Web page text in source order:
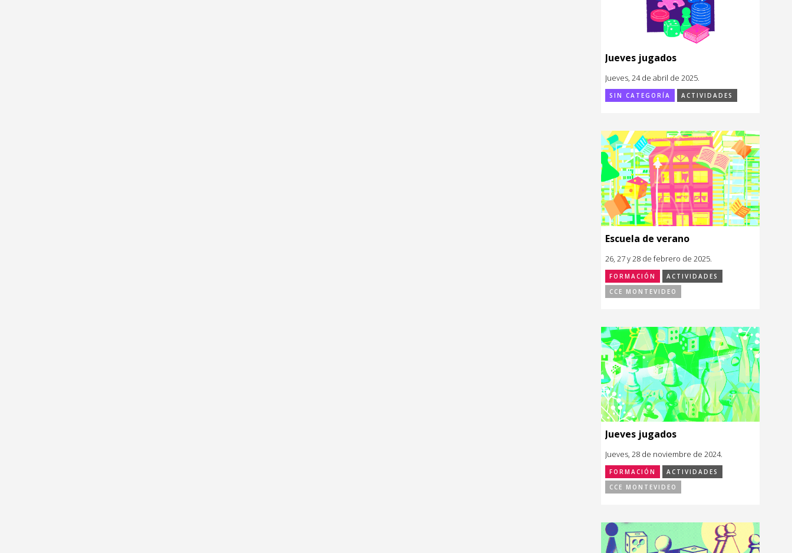
Jueves jugados
Jueves, 24 de abril de 2025.
SIN CATEGORÍA ACTIVIDADES
Escuela de verano
26, 27 y 28 de febrero de 2025.
FORMACIÓN
ACTIVIDADES
CCE MONTEVIDEO
Jueves jugados
Jueves, 28 de noviembre de 2024.
FORMACIÓN
ACTIVIDADES
CCE MONTEVIDEO